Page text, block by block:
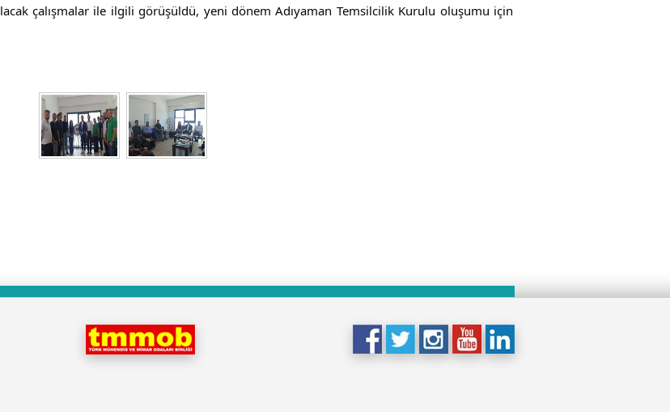
çalışmalar ile ilgili görüşüldü, yeni dönem Adıyaman Temsilcilik Kurulu oluşumu için